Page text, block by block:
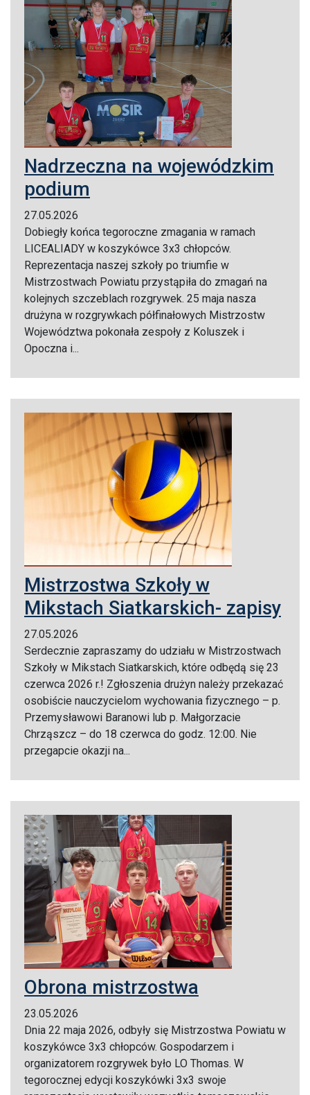
Nadrzeczna na wojewódzkim
podium
27.05.2026
Dobiegły końca tegoroczne zmagania w ramach
LICEALIADY w koszykówce 3x3 chłopców.
Reprezentacja naszej szkoły po triumfie w
Mistrzostwach Powiatu przystąpiła do zmagań na
kolejnych szczeblach rozgrywek. 25 maja nasza
drużyna w rozgrywkach półfinałowych Mistrzostw
Województwa pokonała zespoły z Koluszek i
Opoczna i...
Mistrzostwa Szkoły w
Mikstach Siatkarskich- zapisy
27.05.2026
Serdecznie zapraszamy do udziału w Mistrzostwach
Szkoły w Mikstach Siatkarskich, które odbędą się 23
czerwca 2026 r.! Zgłoszenia drużyn należy przekazać
osobiście nauczycielom wychowania fizycznego – p.
Przemysławowi Baranowi lub p. Małgorzacie
Chrząszcz – do 18 czerwca do godz. 12:00. Nie
przegapcie okazji na...
Obrona mistrzostwa
23.05.2026
Dnia 22 maja 2026, odbyły się Mistrzostwa Powiatu w
koszykówce 3x3 chłopców. Gospodarzem i
organizatorem rozgrywek było LO Thomas. W
tegorocznej edycji koszykówki 3x3 swoje